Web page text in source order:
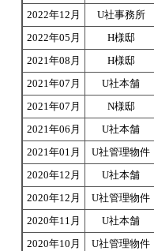
2022年12月
U社事務所
2022年05月
H様邸
2021年08月
H様邸
2021年07月
U社本舗
2021年07月
N様邸
2021年06月
U社本舗
2021年01月
U社管理物件
2020年12月
U社本舗
2020年12月
U社管理物件
2020年11月
U社本舗
2020年10月
U社管理物件